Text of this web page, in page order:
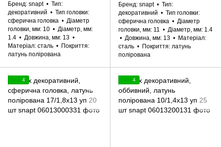
Бренд snapt
Тип
декоративний
Тип головки
сферична головка
Діаметр
головки, мм 10
Діаметр, мм
1.4
Довжина, мм 13
Матеріал сталь
Покриття
латунь полірована
Бренд snapt
Тип
декоративний
Тип головки
сферична головка
Діаметр
головки, мм 11 Діаметр, мм 1.4
Довжина, мм 13
Матеріал
сталь
Покриття латунь
полірована
4 4